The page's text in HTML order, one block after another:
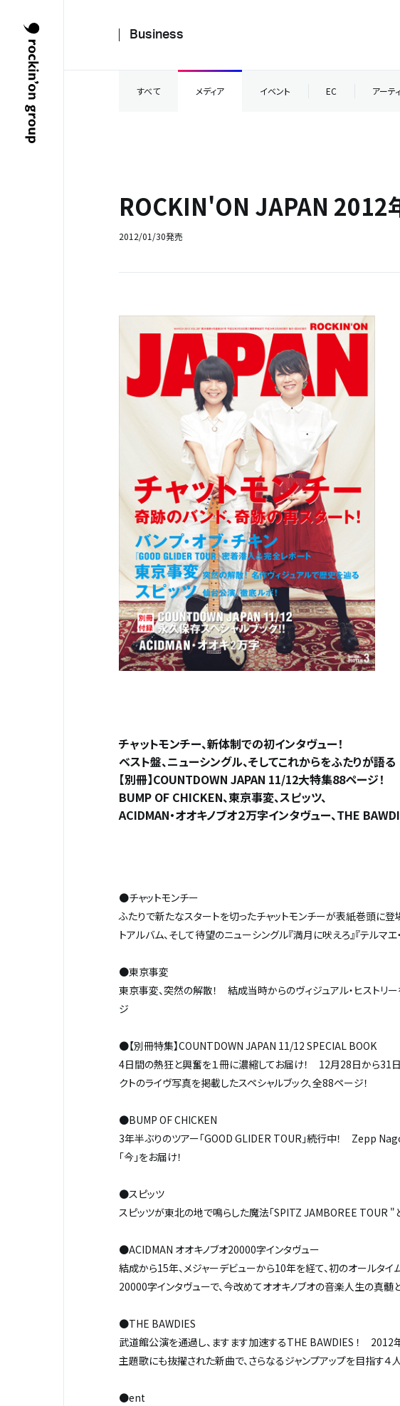
Business
すべて メディア イベント EC アーテ
ROCKIN'ON JAPAN 2012
2012/01/30発売
チャットモンチー、新体制での初インタヴュー！
ベスト盤、ニューシングル、そしてこれからをふたりが語る
【別冊】COUNTDOWN JAPAN 11/12大特集88ページ！
BUMP OF CHICKEN、東京事変、スピッツ、
ACIDMAN・オオキノブオ２万字インタヴュー、THE
●チャットモンチー
ふたりで新たなスタートを切ったチャットモンチーが表紙巻頭
トアルバム、そして待望のニューシングル『満月に吠えろ』『テルマ
●東京事変
東京事変、突然の解散！ 結成当時からのヴィジュアル・ヒストリ
ジ
●【別冊特集】COUNTDOWN JAPAN 11/12 SPECIAL BOOK
4日間の熱狂と興奮を１冊に濃縮してお届け！ 12月28日から31
クトのライヴ写真を掲載したスペシャルブック、全88ページ！
●BUMP OF CHICKEN
3年半ぶりのツアー「GOOD GLIDER TOUR」続行中！ Zepp
「今」をお届け！
●スピッツ
スピッツが東北の地で鳴らした魔法――「SPITZ JAMBOREE TOUR
●ACIDMAN オオキノブオ20000字インタヴュー
結成から15年、メジャーデビューから10年を経て、初のオールタイ
20000字インタヴューで、今改めてオオキノブオの音楽人生の真髄
●THE BAWDIES
武道館公演を通過し、ますます加速するTHE BAWDIES ！ 2012
主題歌にも抜擢された新曲で、さらなるジャンプアップを目指す４
●ent